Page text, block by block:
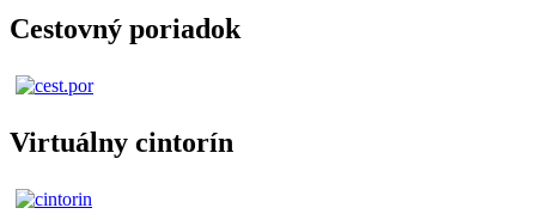
Cestovný poriadok
Virtuálny cintorín